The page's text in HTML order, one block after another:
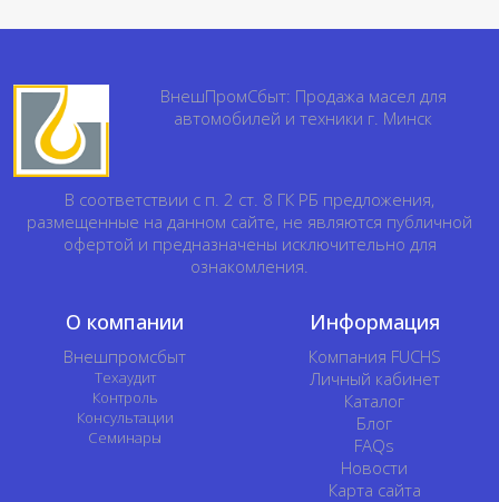
ВнешПромСбыт: Продажа масел для
автомобилей и техники г. Минск
В соответствии с п. 2 ст. 8 ГК РБ предложения,
размещенные на данном сайте, не являются публичной
офертой и предназначены исключительно для
ознакомления.
О компании
Внешпромсбыт
Техаудит
Контроль
Консультации
Семинары
Информация
Компания FUCHS
Личный кабинет
Каталог
Блог
FAQs
Новости
Карта сайта